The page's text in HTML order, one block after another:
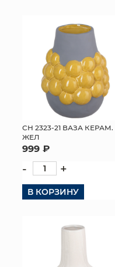
СН 2323-21 ВАЗА КЕРАМ.
ЖЕЛ
999 ₽
- +
В КОРЗИНУ